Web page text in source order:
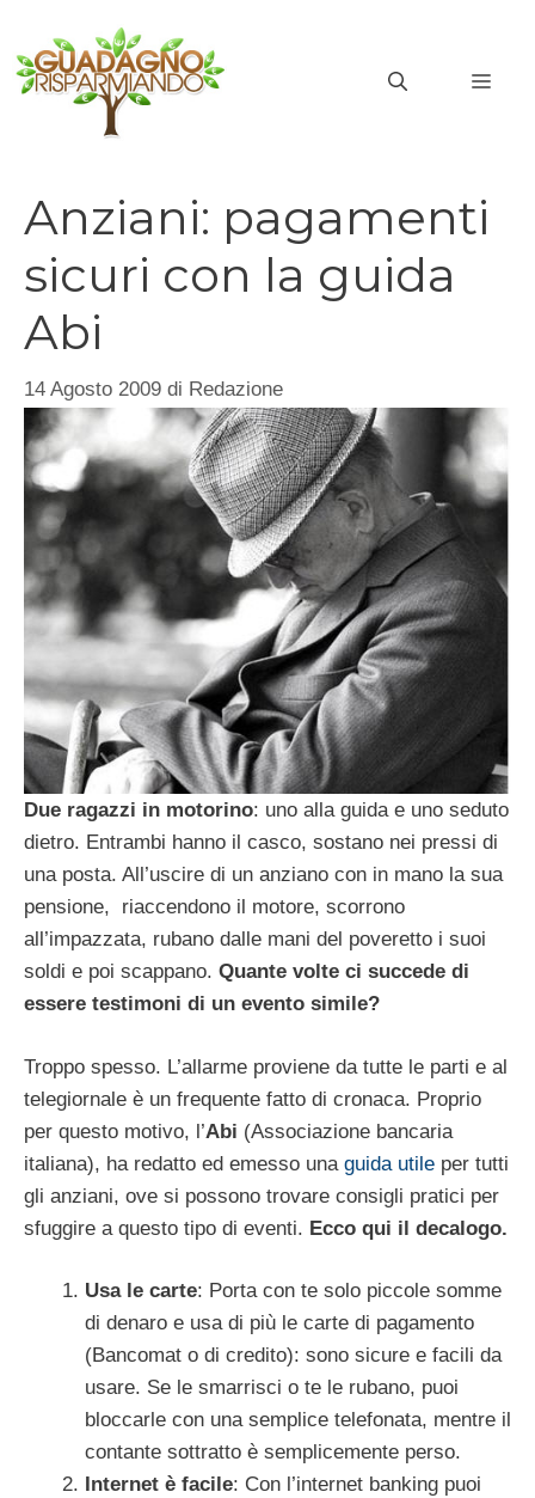
contenuto
Anziani: pagamenti
sicuri con la guida
Abi
14 Agosto 2009 di Redazione
Due ragazzi in motorino: uno alla guida e uno seduto
dietro. Entrambi hanno il casco, sostano nei pressi di
una posta. All’uscire di un anziano con in mano la sua
pensione, riaccendono il motore, scorrono
all’impazzata, rubano dalle mani del poveretto i suoi
soldi e poi scappano. Quante volte ci succede di
essere testimoni di un evento simile?
Troppo spesso. L’allarme proviene da tutte le parti e al
telegiornale è un frequente fatto di cronaca. Proprio
per questo motivo, l’Abi (Associazione bancaria
italiana), ha redatto ed emesso una guida utile per tutti
gli anziani, ove si possono trovare consigli pratici per
sfuggire a questo tipo di eventi. Ecco qui il decalogo.
Usa le carte: Porta con te solo piccole somme
di denaro e usa di più le carte di pagamento
(Bancomat o di credito): sono sicure e facili da
usare. Se le smarrisci o te le rubano, puoi
bloccarle con una semplice telefonata, mentre il
contante sottratto è semplicemente perso.
Internet è facile: Con l’internet banking puoi